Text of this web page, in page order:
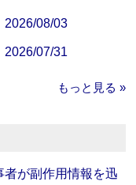
08/03
07/31
もっと見る »
者が副作用情報を迅